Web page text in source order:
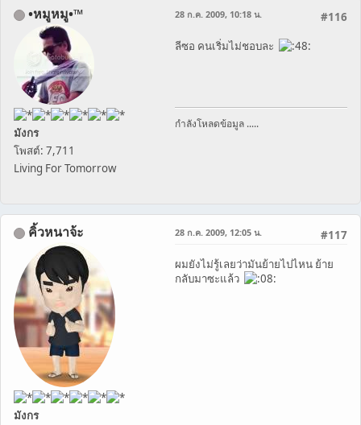
•หมูหมู•™
มังกร
โพสต์: 7,711
Living For Tomorrow
#116
28 ก.ค. 2009, 10:18 น.
ลีซอ คนเริ่มไม่ชอบละ
กำลังโหลดข้อมูล .....
คิ้วหนาจ้ะ
มังกร
#117
28 ก.ค. 2009, 12:05 น.
ผมยังไม่รู้เลยว่ามันย้ายไปไหน ย้าย
กลับมาซะแล้ว